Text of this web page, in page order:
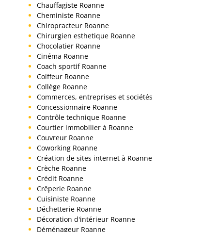
Chauffagiste Roanne
Cheministe Roanne
Chiropracteur Roanne
Chirurgien esthetique Roanne
Chocolatier Roanne
Cinéma Roanne
Coach sportif Roanne
Coiffeur Roanne
Collège Roanne
Commerces, entreprises et sociétés
Concessionnaire Roanne
Contrôle technique Roanne
Courtier immobilier à Roanne
Couvreur Roanne
Coworking Roanne
Création de sites internet à Roanne
Crèche Roanne
Crédit Roanne
Crêperie Roanne
Cuisiniste Roanne
Déchetterie Roanne
Décoration d'intérieur Roanne
Déménageur Roanne